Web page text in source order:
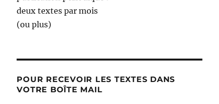
deux textes par mois
(ou plus)
POUR RECEVOIR LES TEXTES DANS
VOTRE BOÎTE MAIL